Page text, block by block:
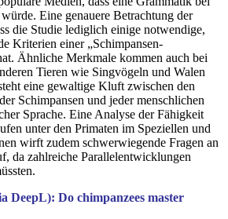
Eine genauere Betrachtung der
die Studie lediglich einige notwendige,
Kriterien einer „Schimpansen-
Ähnliche Merkmale kommen auch bei
Tieren wie Singvögeln und Walen
eine gewaltige Kluft zwischen den
Schimpansen und jeder menschlichen
Sprache. Eine Analyse der Fähigkeit
unter den Primaten im Speziellen und
wirft zudem schwerwiegende Fragen an
da zahlreiche Parallelentwicklungen
DeepL): Do chimpanzees master